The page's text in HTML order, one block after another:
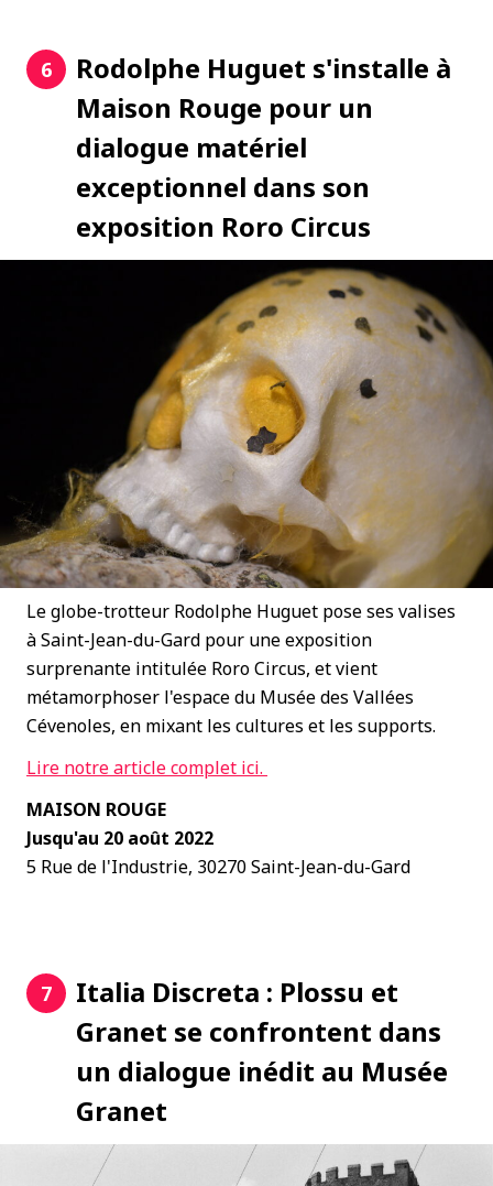
6
Rodolphe Huguet s'installe à
Maison Rouge pour un
dialogue matériel
exceptionnel dans son
exposition Roro Circus
Le globe-trotteur Rodolphe Huguet pose ses valises
à Saint-Jean-du-Gard pour une exposition
surprenante intitulée Roro Circus, et vient
métamorphoser l'espace du Musée des Vallées
Cévenoles, en mixant les cultures et les supports.
Lire notre article complet ici.
MAISON ROUGE
Jusqu'au 20 août 2022
5 Rue de l'Industrie, 30270 Saint-Jean-du-Gard
7
Italia Discreta : Plossu et
Granet se confrontent dans
un dialogue inédit au Musée
Granet